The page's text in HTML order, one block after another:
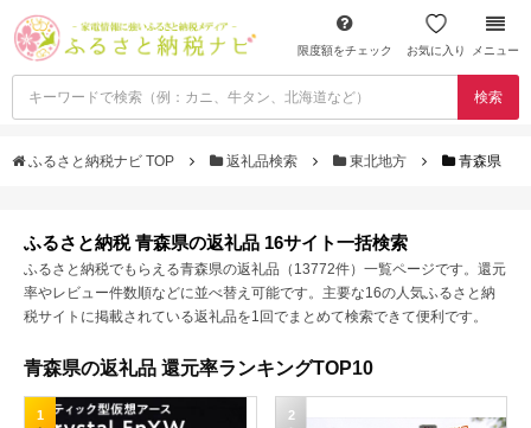
限度額をチェック お気に入り メニュー
検索
ふるさと納税ナビ TOP 返礼品検索 東北地方 青森県
ふるさと納税 青森県の返礼品 16サイト一括検索
ふるさと納税でもらえる青森県の返礼品（13772件）一覧ページです。還元
率やレビュー件数順などに並べ替え可能です。主要な16の人気ふるさと納
税サイトに掲載されている返礼品を1回でまとめて検索できて便利です。
青森県の返礼品 還元率ランキングTOP10
1 2